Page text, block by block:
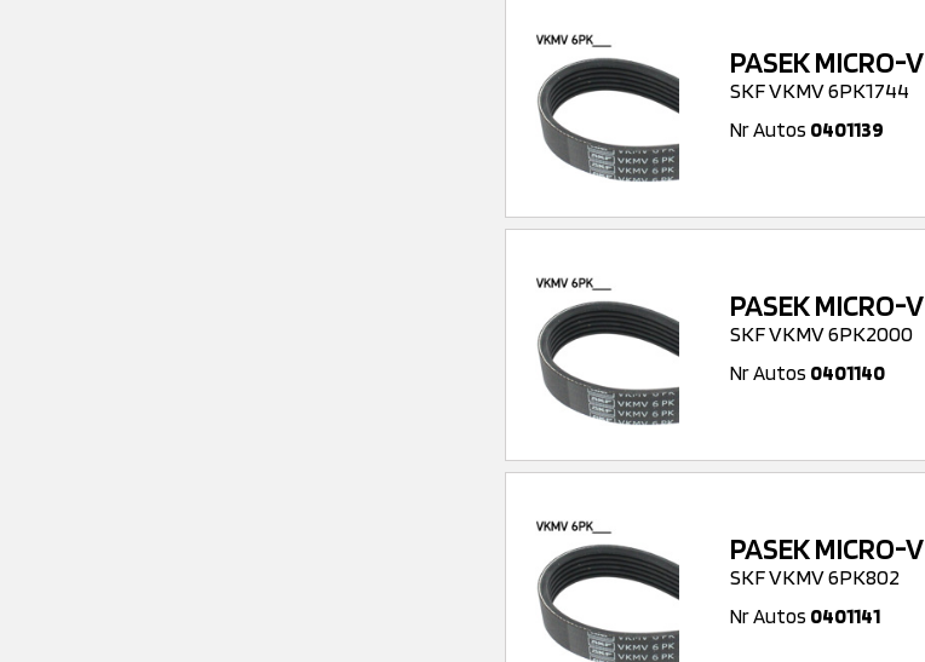
PASEK MICRO-V
SKF VKMV 6PK1744
Nr Autos 0401139
PASEK MICRO-V
SKF VKMV 6PK2000
Nr Autos 0401140
PASEK MICRO-V
SKF VKMV 6PK802
Nr Autos 0401141